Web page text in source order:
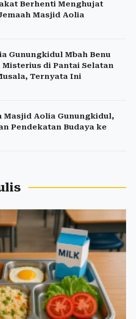
Berhenti Menghujat
Masjid Aolia
Gunungkidul Mbah Benu
Misterius di Pantai Selatan
Ternyata Ini
Masjid Aolia Gunungkidul,
Pendekatan Budaya ke